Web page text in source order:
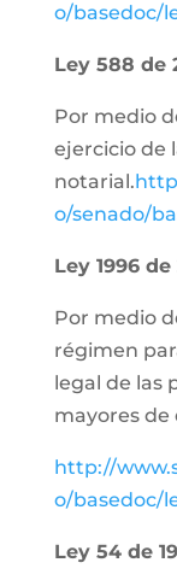
o/basedoc/
Ley 588 de
Por medio
ejercicio de
notarial.
o/senado/
Ley 1996 de
Por medio
régimen
legal de las
mayores de
http://
o/basedoc/
Ley 54 de